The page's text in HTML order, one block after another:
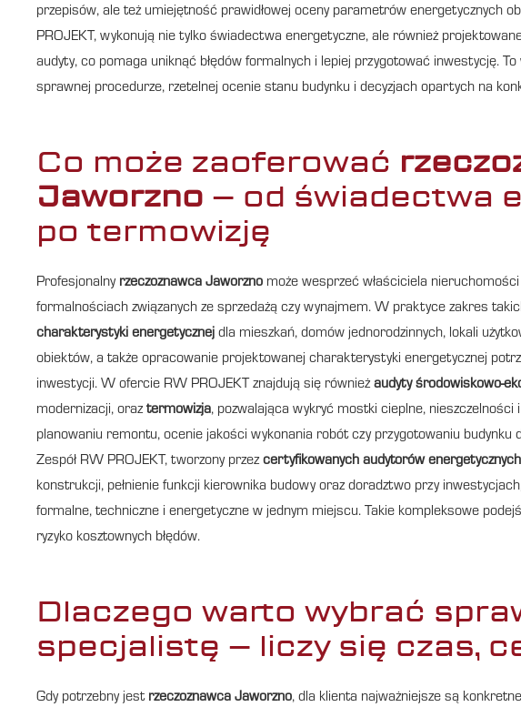
przepisów, ale też umiejętność prawidłowej oceny parametrów energetycznych
PROJEKT, wykonują nie tylko świadectwa energetyczne, ale również
audyty, co pomaga uniknąć błędów formalnych i lepiej przygotować inwestycję. To
sprawnej procedurze, rzetelnej ocenie stanu budynku i decyzjach opartych na
Co może zaoferować
Jaworzno – od świadectwa
po termowizję
Profesjonalny rzeczoznawca Jaworzno może wesprzeć właściciela
formalnościach związanych ze sprzedażą czy wynajmem. W praktyce zakres
charakterystyki energetycznej dla mieszkań, domów jednorodzinnych, lokali
obiektów, a także opracowanie projektowanej charakterystyki energetycznej
inwestycji. W ofercie RW PROJEKT znajdują się również audyty środowiskowo-
modernizacji, oraz termowizja, pozwalająca wykryć mostki cieplne,
planowaniu remontu, ocenie jakości wykonania robót czy przygotowaniu budynku
Zespół RW PROJEKT, tworzony przez certyfikowanych audytorów energetycznych
konstrukcji, pełnienie funkcji kierownika budowy oraz doradztwo przy
formalne, techniczne i energetyczne w jednym miejscu. Takie kompleksowe
ryzyko kosztownych błędów.
Dlaczego warto wybrać
specjalistę – liczy się czas,
Gdy potrzebny jest rzeczoznawca Jaworzno, dla klienta najważniejsze są